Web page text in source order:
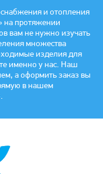
и отопления
на протяжении
вам не нужно изучать
множества
изделия для
именно у нас. Наш
а оформить заказ вы
в нашем